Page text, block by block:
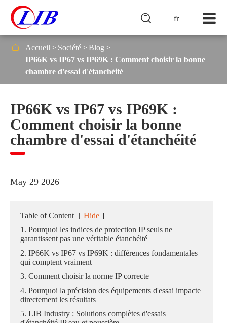
fr

 Accueil Société
Blog
IP66K vs IP67 vs IP69K : Comment choisir la bonne
chambre d'essai d'étanchéité
IP66K vs IP67 vs IP69K :
Comment choisir la bonne
chambre d'essai d'étanchéité
May 29 2026
Table of Content [ Hide ]
1. Pourquoi les indices de protection IP seuls ne
garantissent pas une véritable étanchéité
2. IP66K vs IP67 vs IP69K : différences fondamentales
qui comptent vraiment
3. Comment choisir la norme IP correcte
4. Pourquoi la précision des équipements d'essai impacte
directement les résultats
5. LIB Industry : Solutions complètes d'essais